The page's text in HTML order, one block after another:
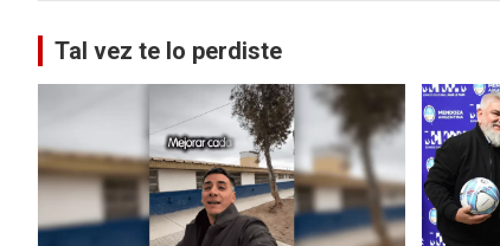
Tal vez te lo perdiste